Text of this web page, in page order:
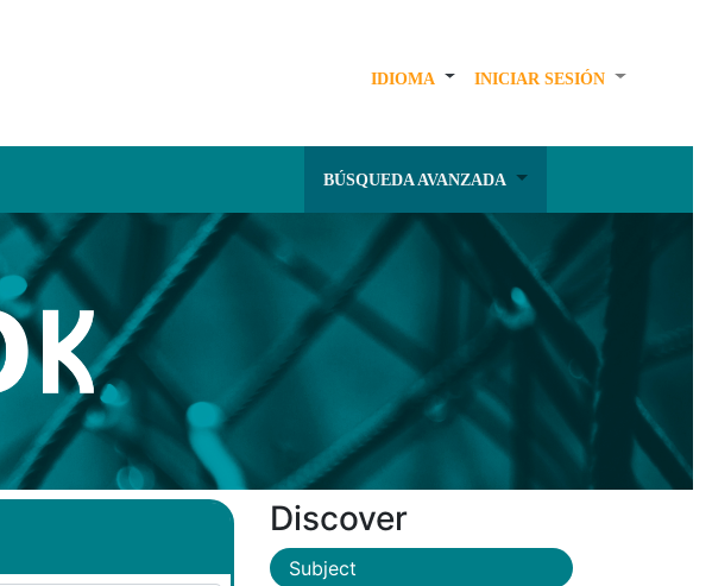
IDIOMA INICIAR SESIÓN
BÚSQUEDA AVANZADA
Discover
Subject